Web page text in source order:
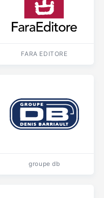
FARA EDITORE
groupe db